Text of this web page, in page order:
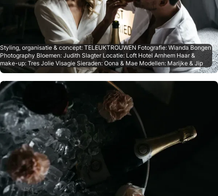
Styling, organisatie & concept: TELEUKTROUWEN Fotografie: Wianda Bongen
Photography Bloemen: Judith Slagter Locatie: Loft Hotel Arnhem Haar &
make-up: Tres Jolie Visagie Sieraden: Oona & Mae Modellen: Marijke & Jip